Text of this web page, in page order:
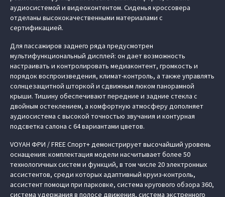
аудиосистемой и видеоконтентом. Сиденья кроссовера
отделаны высококачественными материалами с
сертификацией.
Для пассажиров заднего ряда предусмотрен
мультифункциональный дисплей: он дает возможность
настраивать и контролировать медиаконтент, громкость и
порядок воспроизведения, климат-контроль, а также управлять
солнцезащитной шторкой и сдвижным люком панорамной
крыши. Тишину обеспечивают передние и задние стекла с
двойным остеклением, а комфортную атмосферу дополняет
аудиосистема с высокой точностью звучания и контурная
подсветка салона с 64 вариантами цветов.
VOYAH ФРИ / FREE Спорт+ демонстрирует высочайший уровень
оснащения: комплектация модели насчитывает более 50
технологичных систем и функций, в том числе 20 электронных
ассистентов, среди которых адаптивный круиз-контроль,
ассистент помощи при парковке, система кругового обзора 360,
система удержания в полосе движения, система экстренного